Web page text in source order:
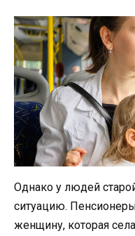
Однако у людей
ситуацию.
женщину, которая